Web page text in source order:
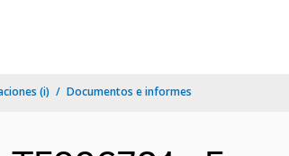
(i) Documentos e informes